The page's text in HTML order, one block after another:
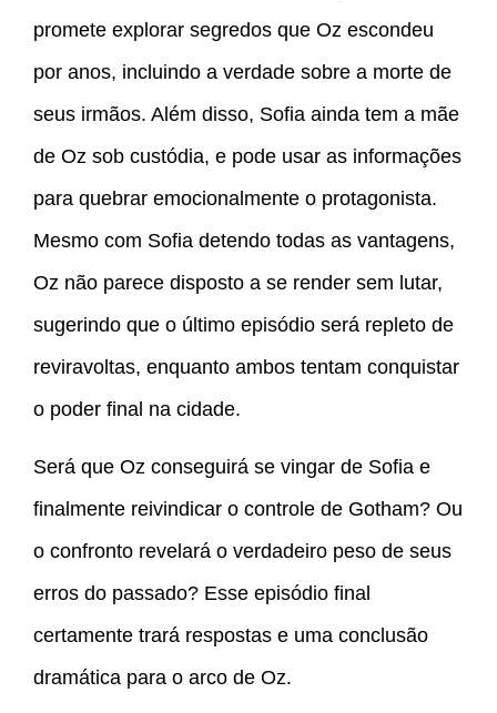
promete explorar segredos que Oz escondeu
por anos, incluindo a verdade sobre a morte de
seus irmãos. Além disso, Sofia ainda tem a mãe
de Oz sob custódia, e pode usar as informações
para quebrar emocionalmente o protagonista.
Mesmo com Sofia detendo todas as vantagens,
Oz não parece disposto a se render sem lutar,
sugerindo que o último episódio será repleto de
reviravoltas, enquanto ambos tentam conquistar
o poder final na cidade.
Será que Oz conseguirá se vingar de Sofia e
finalmente reivindicar o controle de Gotham? Ou
o confronto revelará o verdadeiro peso de seus
erros do passado? Esse episódio final
certamente trará respostas e uma conclusão
dramática para o arco de Oz.